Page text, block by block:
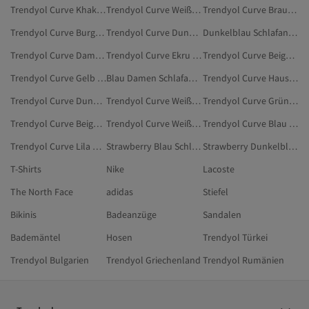
Trendyol Curve Khaki Unterwäsche & Nachtwäsche
Trendyol Curve Weiß Pyjama-Unterteile In Übergröße
Trendyol Curve Braun Pyjama-Sets In Übergröße
Trendyol Curve Burgundrot Unterwäsche & Nachtwäsche
Trendyol Curve Dunkelblau Nachthemden In Großen Größen
Dunkelblau Schlafanzüge
Trendyol Curve Damen Hausbekleidung
Trendyol Curve Ekru Pyjama-Unterteile In Übergröße
Trendyol Curve Beige Unterwäsche & Nachtwäsche
Trendyol Curve Gelb Pyjama-Sets In Übergröße
Blau Damen Schlafanzüge
Trendyol Curve Hausbekleidung
Trendyol Curve Dunkelblau Unterwäsche In Großen Größen
Trendyol Curve Weiß Pyjama-Sets
Trendyol Curve Grün Hausbekleidung
Trendyol Curve Beige Pyjama-Sets In Übergröße
Trendyol Curve Weiß Pyjama-Sets In Übergröße
Trendyol Curve Blau Unterwäsche In Großen Größen
Trendyol Curve Lila Pyjama-Unterteile In Übergröße
Strawberry Blau Schlafanzüge
Strawberry Dunkelblau Schlafanzüge
T-Shirts
Nike
Lacoste
The North Face
adidas
Stiefel
Bikinis
Badeanzüge
Sandalen
Bademäntel
Hosen
Trendyol Türkei
Trendyol Bulgarien
Trendyol Griechenland Trendyol Rumänien